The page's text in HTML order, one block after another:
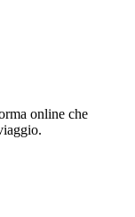
online che